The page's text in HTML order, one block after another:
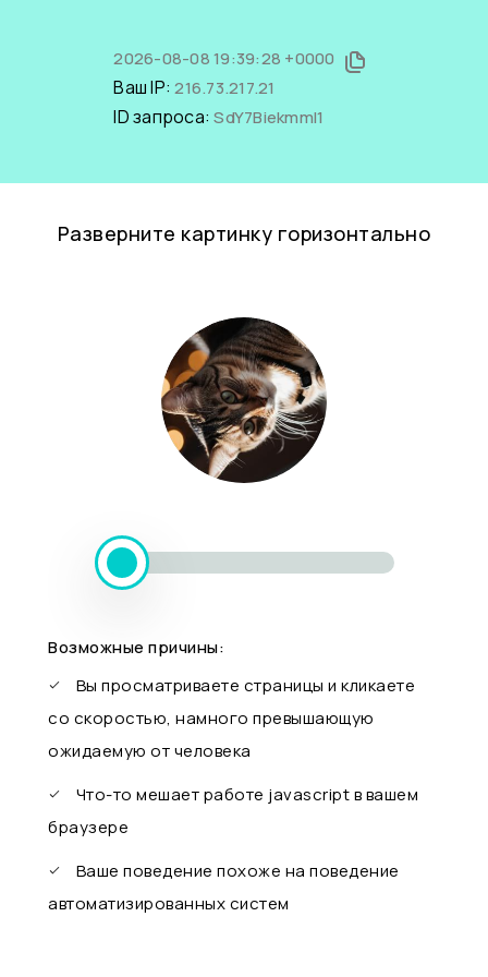
2026-08-08 19:39:28 +0000
Ваш IP:216.73.217.21
ID запроса:SdY7BiekmmI1
Разверните картинку горизонтально
Возможные причины:
Вы просматриваете страницы и кликаете
со скоростью, намного превышающую
ожидаемую от человека
Что-то мешает работе javascript в вашем
браузере
Ваше поведение похоже на поведение
автоматизированных систем